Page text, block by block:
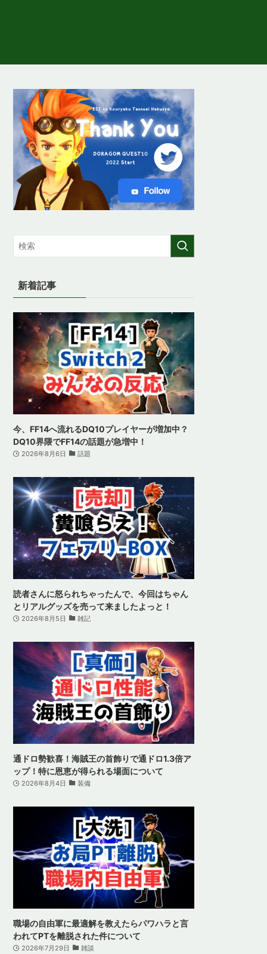
新着記事
今、FF14へ流れるDQ10プレイヤーが増加中？
DQ10界隈でFF14の話題が急増中！
2026年8月6日 話題
読者さんに怒られちゃったんで、今回はちゃん
とリアルグッズを売って来ましたよっと！
2026年8月5日 雑記
通ドロ勢歓喜！海賊王の首飾りで通ドロ1.3倍ア
ップ！特に恩恵が得られる場面について
2026年8月4日 装備
職場の自由軍に最適解を教えたらパワハラと言
われてPTを離脱された件について
2026年7月29日 雑談